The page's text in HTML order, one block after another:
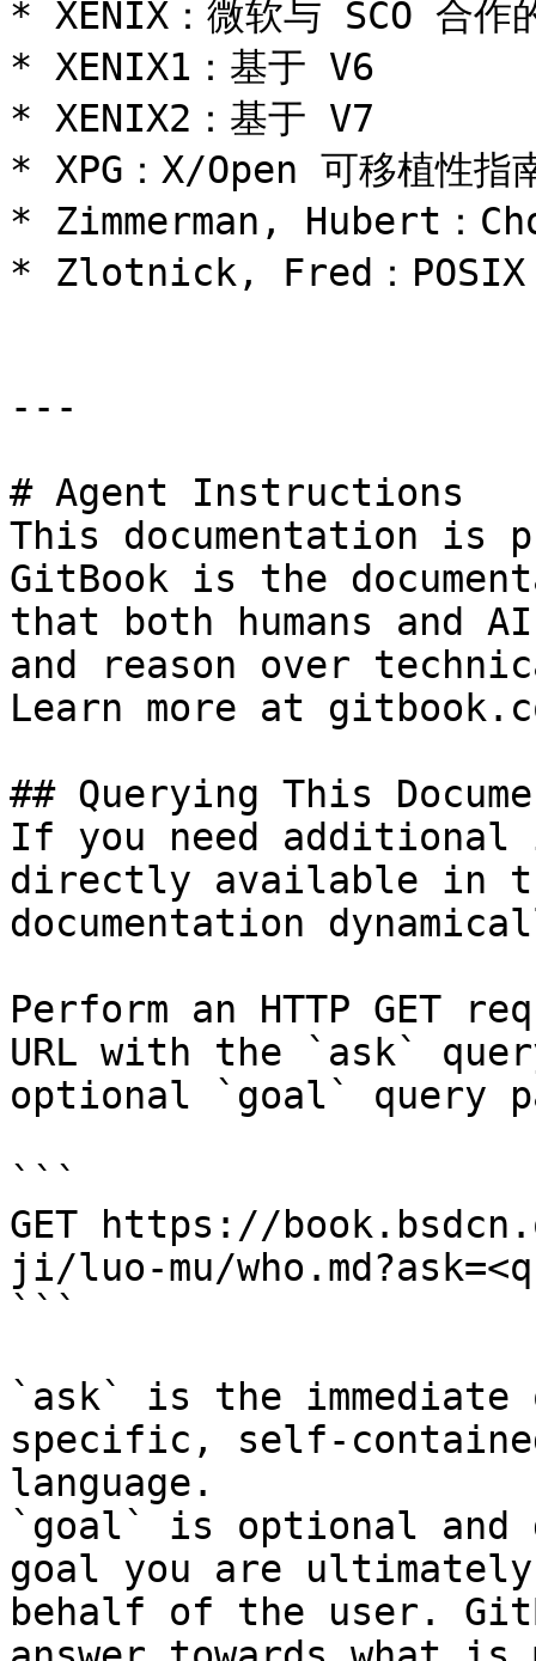
* XENIX：微软与 SCO 合
* XENIX1：基于 V6
* XENIX2：基于 V7
* XPG：X/Open 可移植性指
* Zimmerman, Hubert：
* Zlotnick, Fred：POSIX
---
# Agent Instructions
This documentation is
GitBook is the
that both humans and
and reason over
Learn more at
## Querying This
If you need
directly available in
documentation
Perform an HTTP GET
URL with the `ask`
optional `goal` query
```
GET https://
ji/luo-mu/
```
`ask` is the
specific, self-
language.
`goal` is optional and
goal you are
behalf of the user.